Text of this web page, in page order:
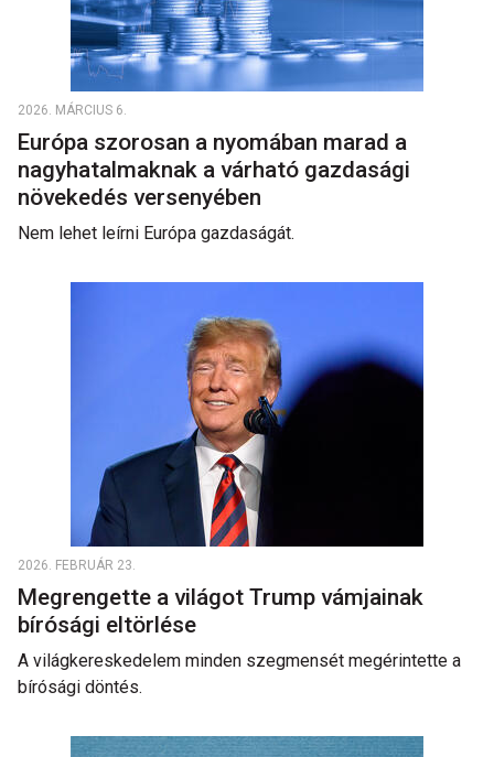
2026. MÁRCIUS 6.
Európa szorosan a nyomában marad a
nagyhatalmaknak a várható gazdasági
növekedés versenyében
Nem lehet leírni Európa gazdaságát.
2026. FEBRUÁR 23.
Megrengette a világot Trump vámjainak
bírósági eltörlése
A világkereskedelem minden szegmensét megérintette a
bírósági döntés.